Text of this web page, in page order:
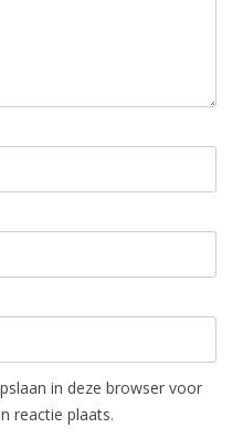
in deze browser voor
reactie plaats.